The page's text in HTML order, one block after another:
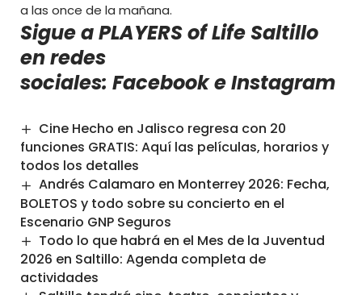
a las once de la mañana.
Sigue a PLAYERS of Life Saltillo
en redes
sociales: FacebookeInstagram
Cine Hecho en Jalisco regresa con 20
funciones GRATIS: Aquí las películas, horarios y
todos los detalles
Andrés Calamaro en Monterrey 2026: Fecha,
BOLETOS y todo sobre su concierto en el
Escenario GNP Seguros
Todo lo que habrá en el Mes de la Juventud
2026 en Saltillo: Agenda completa de
actividades